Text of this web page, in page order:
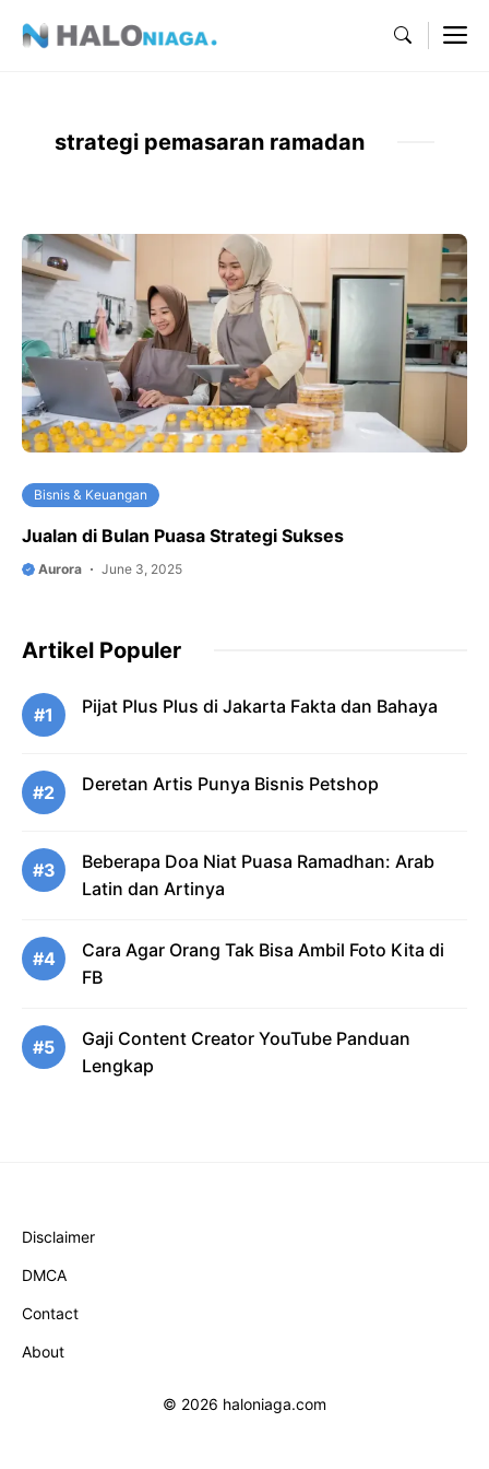
strategi pemasaran ramadan
Bisnis & Keuangan
Jualan di Bulan Puasa Strategi Sukses
Aurora June 3, 2025
Artikel Populer
#1 Pijat Plus Plus di Jakarta Fakta dan Bahaya
#2 Deretan Artis Punya Bisnis Petshop
#3
Beberapa Doa Niat Puasa Ramadhan: Arab
Latin dan Artinya
#4
Cara Agar Orang Tak Bisa Ambil Foto Kita di
FB
#5
Gaji Content Creator YouTube Panduan
Lengkap
Disclaimer
DMCA
Contact
About
© 2026 haloniaga.com